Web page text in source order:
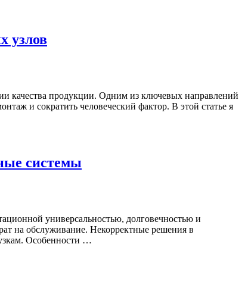
узлов
качества продукции. Одним из ключевых направлений
и сократить человеческий фактор. В этой статье я
системы
универсальностью, долговечностью и
на обслуживание. Некорректные решения в
Особенности …